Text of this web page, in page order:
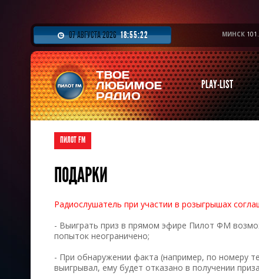
07 АВГУСТА 2026 18:55:22 МИНСК
PLAY-LIST
ПИЛОТ FM
ПОДАРКИ
Радиослушатель при участии в розыгрышах
- Выиграть приз в прямом эфире Пилот ФМ
попыток неограничено;
- При обнаружении факта (например, по номеру
выигрывал, ему будет отказано в получении